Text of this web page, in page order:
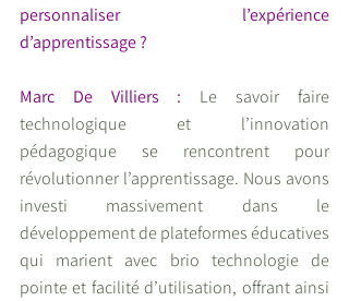
personnaliser l’expérience
d’apprentissage ?
Marc De Villiers : Le savoir faire
technologique et l’innovation
pédagogique se rencontrent pour
révolutionner l’apprentissage. Nous avons
investi massivement dans le
développement de plateformes éducatives
qui marient avec brio technologie de
pointe et facilité d’utilisation, offrant ainsi